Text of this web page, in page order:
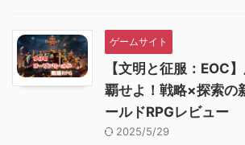
ゲームサイト
【文明と征服：EOC
覇せよ！戦略×探索の
ールドRPGレビュー
2025/5/29